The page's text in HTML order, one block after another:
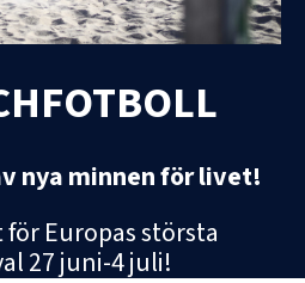
nya minnen för livet!
Europas största
27 juni-4 juli!